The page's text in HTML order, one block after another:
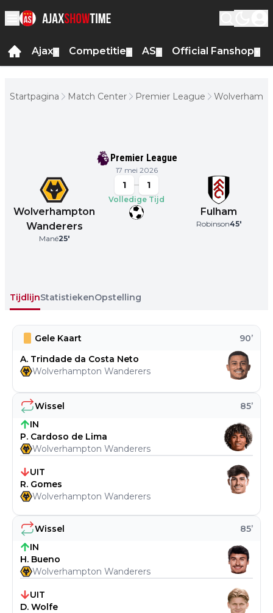
Ajax Competitie AS Official Fanshop
Startpagina Match Center Premier League
Premier League
17 mei 2026
Wolverhampton
Wanderers
Mané25'
1 1
Volledige Tijd
Fulham
Robinson45'
TijdlijnStatistiekenOpstelling
Wissel 85’
IN
H. Bueno
Wolverhampton Wanderers
UIT
D. Wolfe
Wissel 85’
IN
P. Cardoso de Lima
Wolverhampton Wanderers
UIT
R. Gomes
Wolverhampton Wanderers
Gele Kaart 90’
A. Trindade da Costa Neto
Wolverhampton Wanderers